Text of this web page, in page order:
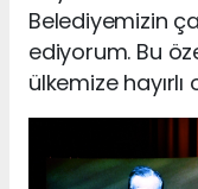
Belediyemizin
ediyorum. Bu
ülkemize